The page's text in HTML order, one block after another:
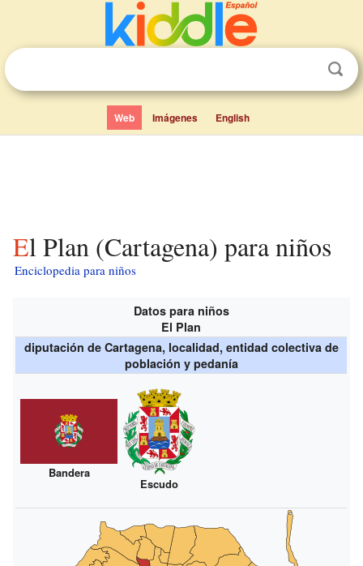
Web Imágenes English
El Plan (Cartagena) para niños
Enciclopedia para niños
Datos para niños
El Plan
diputación de Cartagena, localidad, entidad colectiva de
población y pedanía
Bandera
Escudo